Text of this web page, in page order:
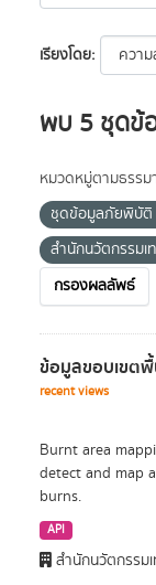
เรียงโดย
พบ 5 ชุดข้
หมวดหมู่ตามธรร
ชุดข้อมูลภัยพิบัติ
สำนักนวัตกรรมเ
กรองผลลัพธ์
ข้อมูลขอบเขต
recent views
Burnt area
detect and map
burns.
API
สำนักนวัตกรรม